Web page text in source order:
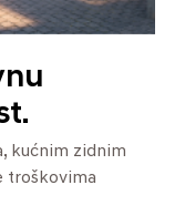
kućnim zidnim
troškovima